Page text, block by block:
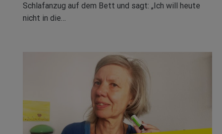
Schlafanzug auf dem Bett und sagt: „Ich will heute
nicht in die…